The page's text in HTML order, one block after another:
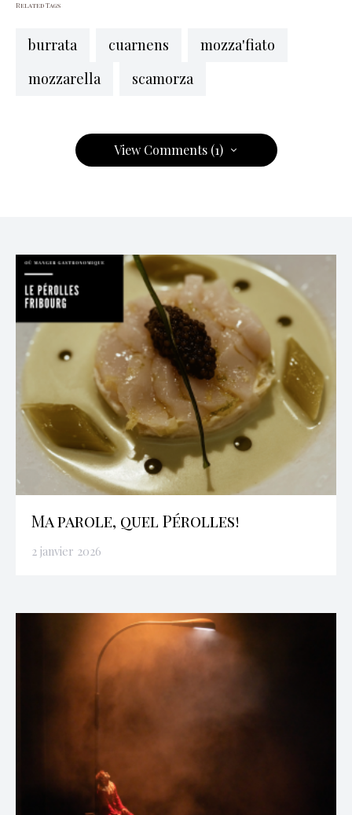
Related Tags
burrata cuarnens
mozza'fiato
mozzarella
scamorza
View Comments (1)
Ma parole, quel Pérolles!
2 janvier 2026